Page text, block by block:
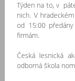
Týden na to, v
nich. V
od 15:00
firmám.
Česká lesnická
odborná škola